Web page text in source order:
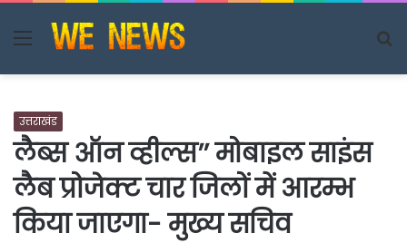
Menu
उत्तराखंड
लैब्स ऑन व्हील्स’’ मोबाइल साइंस
लैब प्रोजेक्ट चार जिलों में आरम्भ
किया जाएगा- मुख्य सचिव